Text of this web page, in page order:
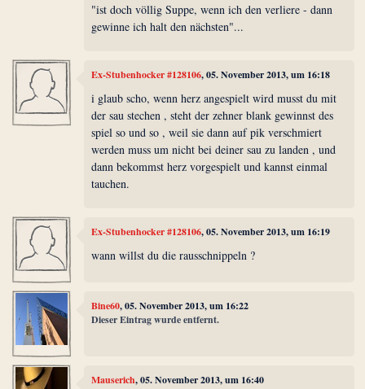
"ist doch völlig Suppe, wenn ich den verliere - dann
gewinne ich halt den nächsten"...
Ex-Stubenhocker #128106, 05. November 2013, um 16:18
i glaub scho, wenn herz angespielt wird musst du mit
der sau stechen , steht der zehner blank gewinnst des
spiel so und so , weil sie dann auf pik verschmiert
werden muss um nicht bei deiner sau zu landen , und
dann bekommst herz vorgespielt und kannst einmal
tauchen.
Ex-Stubenhocker #128106, 05. November 2013, um 16:19
wann willst du die rausschnippeln ?
Bine60, 05. November 2013, um 16:22
Dieser Eintrag wurde entfernt.
Mauserich, 05. November 2013, um 16:40